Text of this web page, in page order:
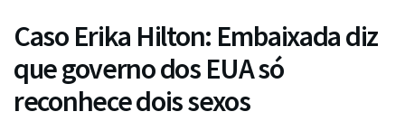
Caso Erika Hilton: Embaixada diz
que governo dos EUA só
reconhece dois sexos